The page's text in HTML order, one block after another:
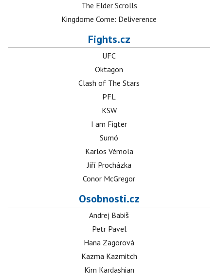
The Elder Scrolls
Kingdome Come: Deliverence
Fights.cz
UFC
Oktagon
Clash of The Stars
PFL
KSW
I am Figter
Sumó
Karlos Vémola
Jiří Procházka
Conor McGregor
Osobnosti.cz
Andrej Babiš
Petr Pavel
Hana Zagorová
Kazma Kazmitch
Kim Kardashian